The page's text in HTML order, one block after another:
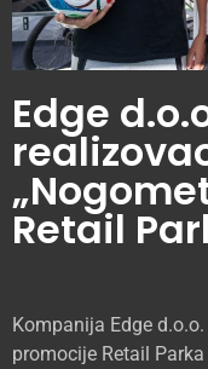
Edge
Retail
Kompanija Edge
promocije Retail